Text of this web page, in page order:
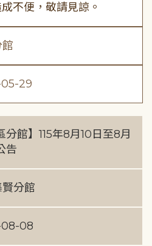
不便，敬請見諒。
29
分館】115年8月10日至8月
告
分館
08